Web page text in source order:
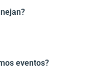
eventos?